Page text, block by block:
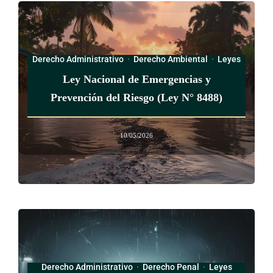
Dichos agentes de percepción asumirán responsabilidad
solidaria por el pago de esta tasa, en caso de no haber
practicado la percepción efectiva. En caso de mora, se
aplicarán los intereses aplicables a deudas tributarias, de
conformidad con el artículo 57 de la Ley N.° 4755,
de Normas y Procedimientos Tributarios, de 3 de mayo de
artículo 80 bis del Código de Normas y Procedimientos
Tributarios.
El monto de los mencionados intereses y multas no podrá
Además, el Sistema de Emergencias 9-1-1 se financiará con
los aportes económicos de las instituciones integrantes de la
Comisión Coordinadora, para lo cual quedan autorizadas por
Derecho Administrativo · Derecho Ambiental · Leyes
Ley Nacional de Emergencias y
Prevención del Riesgo (Ley N° 8488)
10/05/2026
Derecho Administrativo· Derecho Penal · Leyes